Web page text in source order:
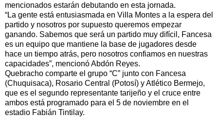
mencionados estarán debutando en esta jornada.
“La gente está entusiasmada en Villa Montes a la espera del
partido y nosotros por supuesto queremos empezar
ganando. Sabemos que será un partido muy difícil, Fancesa
es un equipo que mantiene la base de jugadores desde
hace un tiempo atrás, pero nosotros confiamos en nuestras
capacidades”, mencionó Abdón Reyes.
Quebracho comparte el grupo “C” junto con Fancesa
(Chuquisaca), Rosario Central (Potosí) y Atlético Bermejo,
que es el segundo representante tarijeño y el cruce entre
ambos está programado para el 5 de noviembre en el
estadio Fabián Tintilay.